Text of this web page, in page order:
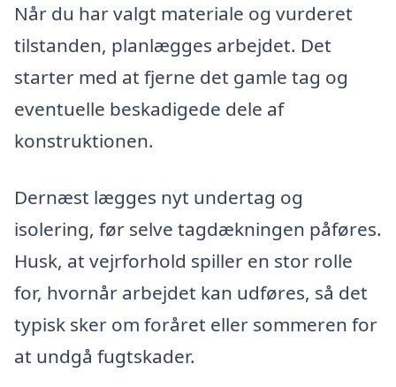
Når du har valgt materiale og vurderet
tilstanden, planlægges arbejdet. Det
starter med at fjerne det gamle tag og
eventuelle beskadigede dele af
konstruktionen.
Dernæst lægges nyt undertag og
isolering, før selve tagdækningen påføres.
Husk, at vejrforhold spiller en stor rolle
for, hvornår arbejdet kan udføres, så det
typisk sker om foråret eller sommeren for
at undgå fugtskader.